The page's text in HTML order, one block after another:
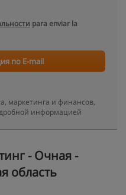
para enviar la
по E-mail
маркетинга и финансов,
информацией
- Очная -
область